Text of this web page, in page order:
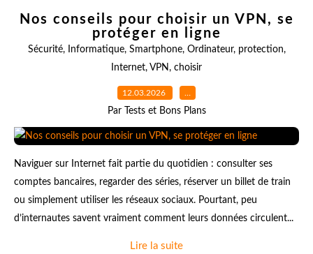
Nos conseils pour choisir un VPN, se
protéger en ligne
Sécurité, Informatique, Smartphone, Ordinateur, protection,
Internet, VPN, choisir
12.03.2026 …
Par Tests et Bons Plans
Naviguer sur Internet fait partie du quotidien : consulter ses
comptes bancaires, regarder des séries, réserver un billet de train
ou simplement utiliser les réseaux sociaux. Pourtant, peu
d’internautes savent vraiment comment leurs données circulent...
Lire la suite